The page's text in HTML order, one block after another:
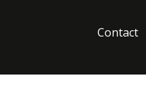
Contact